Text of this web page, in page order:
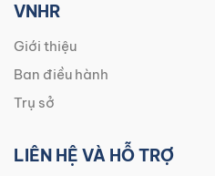
VNHR
Giới thiệu
Ban điều hành
Trụ sở
LIÊN HỆ VÀ HỖ TRỢ